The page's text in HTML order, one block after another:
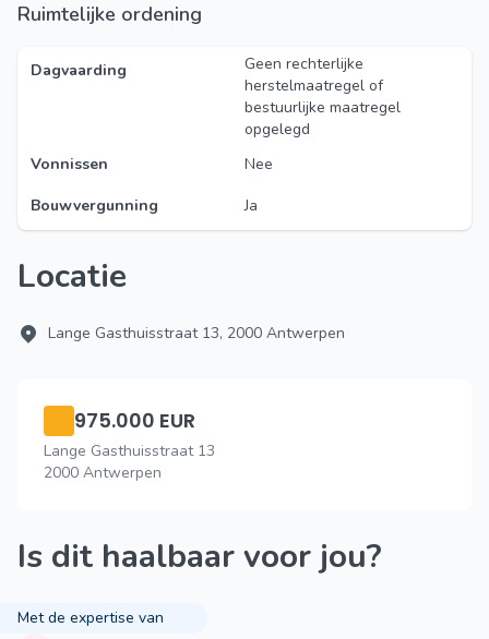
Ruimtelijke ordening
Dagvaarding
Geen rechterlijke
herstelmaatregel of
bestuurlijke maatregel
opgelegd
Vonnissen
Nee
Bouwvergunning
Ja
Locatie
Lange Gasthuisstraat 13, 2000 Antwerpen
975.000 EUR
Lange Gasthuisstraat 13
2000 Antwerpen
Is dit haalbaar voor jou?
Met de expertise van